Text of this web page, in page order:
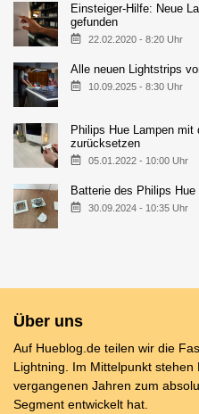
Einsteiger-Hilfe: Neue
gefunden
22.02.2020 - 8:20 Uhr
Alle neuen Lightstrips
10.09.2025 - 8:30 Uhr
Philips Hue Lampen mit
zurücksetzen
05.01.2022 - 10:00 Uhr
Batterie des Philips
30.09.2024 - 10:35 Uhr
Über uns
Auf Hueblog.de teilen wir die
Lightning. Im Mittelpunkt stehen
vergangenen Jahren zum
Segment entwickelt hat.